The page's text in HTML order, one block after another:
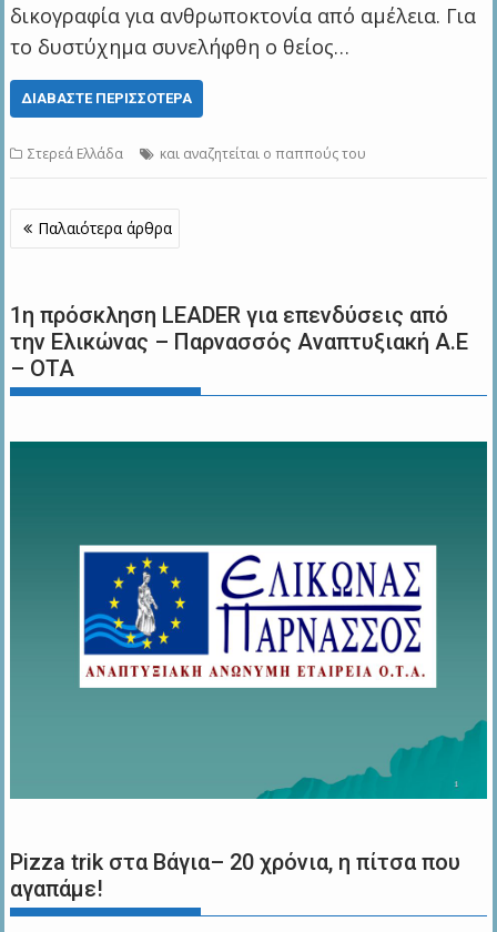
δικογραφία για ανθρωποκτονία από αμέλεια. Για
το δυστύχημα συνελήφθη ο θείος…
ΔΙΑΒΆΣΤΕ ΠΕΡΙΣΣΌΤΕΡΑ
Στερεά Ελλάδα και αναζητείται ο παππούς του
Πλοήγηση
άρθρων
Παλαιότερα άρθρα
1η πρόσκληση LEADER για επενδύσεις από
την Ελικώνας – Παρνασσός Αναπτυξιακή Α.Ε
– ΟΤΑ
Pizza trik στα Βάγια– 20 χρόνια, η πίτσα που
αγαπάμε!